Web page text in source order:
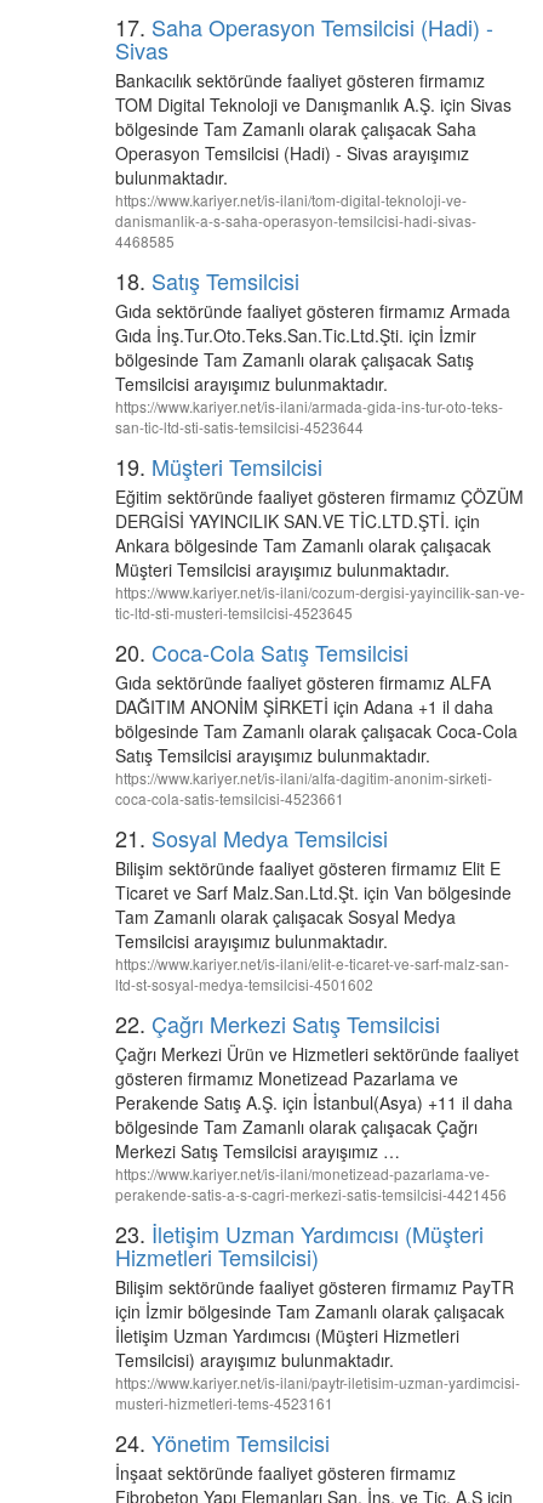
17. Saha Operasyon Temsilcisi (Hadi) -
Sivas
Bankacılık sektöründe faaliyet gösteren firmamız
TOM Digital Teknoloji ve Danışmanlık A.Ş. için Sivas
bölgesinde Tam Zamanlı olarak çalışacak Saha
Operasyon Temsilcisi (Hadi) - Sivas arayışımız
bulunmaktadır.
https://www.kariyer.net/is-ilani/tom-digital-teknoloji-ve-
danismanlik-a-s-saha-operasyon-temsilcisi-hadi-sivas-
4468585
18. Satış Temsilcisi
Gıda sektöründe faaliyet gösteren firmamız Armada
Gıda İnş.Tur.Oto.Teks.San.Tic.Ltd.Şti. için İzmir
bölgesinde Tam Zamanlı olarak çalışacak Satış
Temsilcisi arayışımız bulunmaktadır.
https://www.kariyer.net/is-ilani/armada-gida-ins-tur-oto-teks-
san-tic-ltd-sti-satis-temsilcisi-4523644
19. Müşteri Temsilcisi
Eğitim sektöründe faaliyet gösteren firmamız ÇÖZÜM
DERGİSİ YAYINCILIK SAN.VE TİC.LTD.ŞTİ. için
Ankara bölgesinde Tam Zamanlı olarak çalışacak
Müşteri Temsilcisi arayışımız bulunmaktadır.
https://www.kariyer.net/is-ilani/cozum-dergisi-yayincilik-san-ve-
tic-ltd-sti-musteri-temsilcisi-4523645
20. Coca-Cola Satış Temsilcisi
Gıda sektöründe faaliyet gösteren firmamız ALFA
DAĞITIM ANONİM ŞİRKETİ için Adana +1 il daha
bölgesinde Tam Zamanlı olarak çalışacak Coca-Cola
Satış Temsilcisi arayışımız bulunmaktadır.
https://www.kariyer.net/is-ilani/alfa-dagitim-anonim-sirketi-
coca-cola-satis-temsilcisi-4523661
21. Sosyal Medya Temsilcisi
Bilişim sektöründe faaliyet gösteren firmamız Elit E
Ticaret ve Sarf Malz.San.Ltd.Şt. için Van bölgesinde
Tam Zamanlı olarak çalışacak Sosyal Medya
Temsilcisi arayışımız bulunmaktadır.
https://www.kariyer.net/is-ilani/elit-e-ticaret-ve-sarf-malz-san-
ltd-st-sosyal-medya-temsilcisi-4501602
22. Çağrı Merkezi Satış Temsilcisi
Çağrı Merkezi Ürün ve Hizmetleri sektöründe faaliyet
gösteren firmamız Monetizead Pazarlama ve
Perakende Satış A.Ş. için İstanbul(Asya) +11 il daha
bölgesinde Tam Zamanlı olarak çalışacak Çağrı
Merkezi Satış Temsilcisi arayışımız …
https://www.kariyer.net/is-ilani/monetizead-pazarlama-ve-
perakende-satis-a-s-cagri-merkezi-satis-temsilcisi-4421456
23. İletişim Uzman Yardımcısı (Müşteri
Hizmetleri Temsilcisi)
Bilişim sektöründe faaliyet gösteren firmamız PayTR
için İzmir bölgesinde Tam Zamanlı olarak çalışacak
İletişim Uzman Yardımcısı (Müşteri Hizmetleri
Temsilcisi) arayışımız bulunmaktadır.
https://www.kariyer.net/is-ilani/paytr-iletisim-uzman-yardimcisi-
musteri-hizmetleri-tems-4523161
24. Yönetim Temsilcisi
İnşaat sektöründe faaliyet gösteren firmamız
Fibrobeton Yapı Elemanları San. İnş. ve Tic. A.Ş için